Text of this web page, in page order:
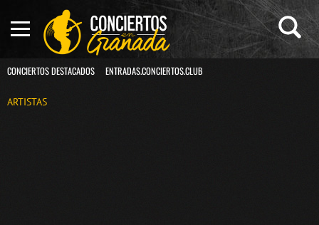
CONCIERTOS DESTACADOS ENTRADAS.CONCIERTOS.CLUB
ARTISTAS